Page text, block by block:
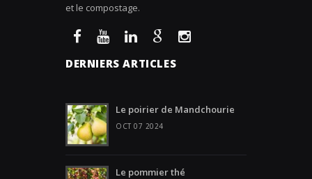
et le compostage.
DERNIERS ARTICLES
Le poirier de Mandchourie
OCT 07 2024
Le pommier thé